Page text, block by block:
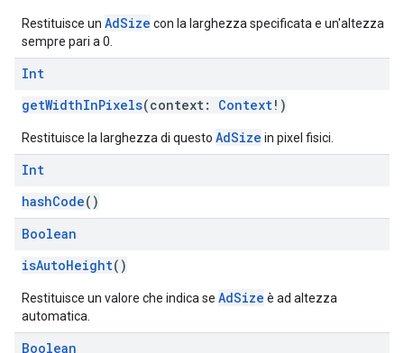
Restituisce un AdSize con la larghezza specificata e un'altezza
sempre pari a 0.
Int
getWidthInPixels(context: Context!)
Restituisce la larghezza di questo AdSize in pixel fisici.
Int
hashCode()
Boolean
isAutoHeight()
Restituisce un valore che indica se AdSize è ad altezza
automatica.
Boolean